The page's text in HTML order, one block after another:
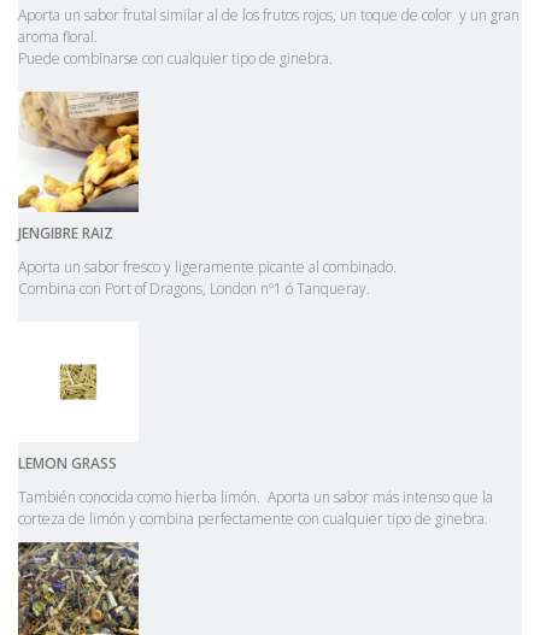
Aporta un sabor frutal similar al de los frutos rojos, un toque de color y un gran
aroma floral.
Puede combinarse con cualquier tipo de ginebra.
JENGIBRERAIZ
Aporta un sabor fresco y ligeramente picante al combinado.
Combina con Port of Dragons, London nº1 ó Tanqueray.
LEMON GRASS
También conocida como hierba limón. Aporta un sabor más intenso que la
corteza de limón y combina perfectamente con cualquier tipo de ginebra.